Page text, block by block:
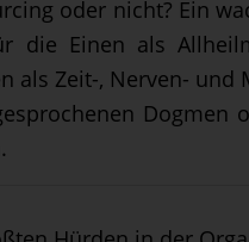
oder nicht? Ein
die Einen als
als Zeit-, Nerven-
Dogmen